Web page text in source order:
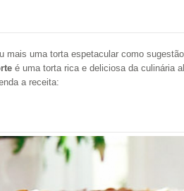
mais uma torta espetacular como
é uma torta rica e deliciosa da culinária
a receita: